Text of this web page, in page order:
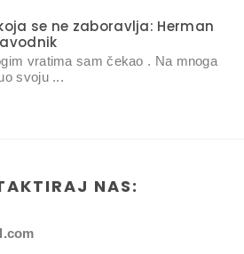
se ne zaboravlja: Herman
vratima sam čekao . Na mnoga
svoju ...
NAS: